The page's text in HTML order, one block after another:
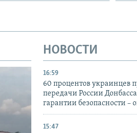
НОВОСТИ
16:59
60 процентов украинцев
передачи России
гарантии безопасности –
15:47